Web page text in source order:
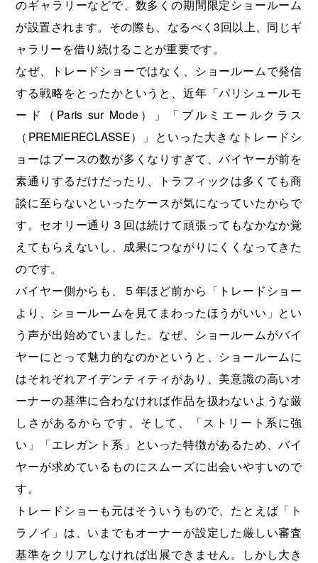
のギャラリーなどで、数多くの期間限定ショールーム
が設置されます。その際も、なるべく3回以上、同じギ
ャラリーを借り続けることが重要です。
なぜ、トレードショーではなく、ショールームで発信
する戦略をとったかというと、近年「パリシュールモ
ード（Paris sur Mode）」「プルミエールクラス
（PREMIERECLASSE）」といった大きなトレードシ
ョーはブースの数が多くなりすぎて、バイヤーが前を
素通りするだけだったり、トラフィックは多くても商
談に至らないといったケースが気になっていたからで
す。セオリー通り３回は続けて頑張ってもなかなか覚
えてもらえないし、成果につながりにくくなってきた
のです。
バイヤー側からも、５年ほど前から「トレードショー
より、ショールームを見てまわったほうがいい」とい
う声が出始めていました。なぜ、ショールームがバイ
ヤーにとって魅力的なのかというと、ショールームに
はそれぞれアイデンティティがあり、美意識の高いオ
ーナーの基準に合わなければ作品を扱わないような厳
しさがあるからです。そして、「ストリート系に強
い」「エレガント系」といった特徴があるため、バイ
ヤーが求めているものにスムーズに出会いやすいので
す。
トレードショーも元はそういうもので、たとえば「ト
ラノイ」は、いまでもオーナーが設定した厳しい審査
基準をクリアしなければ出展できません。しかし大き